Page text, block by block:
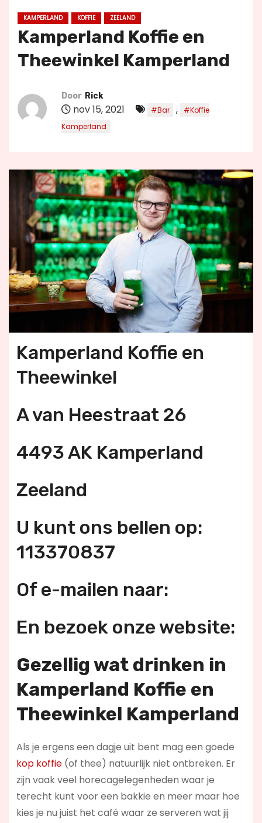
KAMPERLAND KOFFIE ZEELAND
Kamperland Koffie en
Theewinkel Kamperland
Door Rick
nov 15, 2021 #Bar ,
#Koffie
Kamperland
Kamperland Koffie en
Theewinkel
A van Heestraat 26
4493 AK Kamperland
Zeeland
U kunt ons bellen op:
113370837
Of e-mailen naar:
En bezoek onze website:
Gezellig wat drinken in
Kamperland Koffie en
Theewinkel Kamperland
Als je ergens een dagje uit bent mag een goede
kop koffie(of thee) natuurlijk niet ontbreken. Er
zijn vaak veel horecagelegenheden waar je
terecht kunt voor een bakkie en meer maar hoe
kies je nu juist het café waar ze serveren wat jij